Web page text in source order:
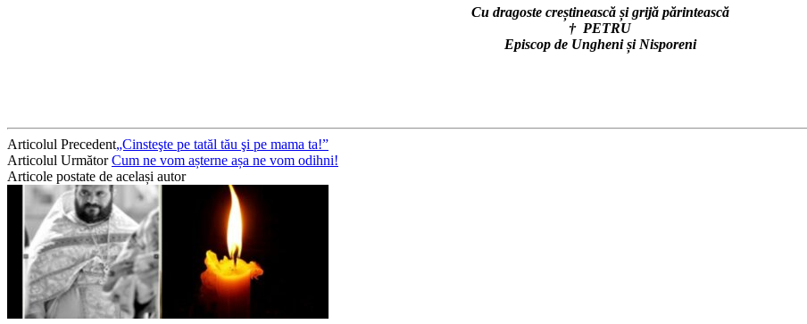
Cu dragoste creștinească și grijă părintească
† PETRU
Episcop de Ungheni și Nisporeni
Articolul Precedent„Cinsteşte pe tatăl tău şi pe mama ta!”
Articolul UrmătorCum ne vom așterne așa ne vom odihni!
Articole postate de același autor